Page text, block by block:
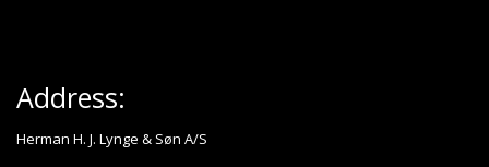
Address:
Herman H. J. Lynge & Søn A/S